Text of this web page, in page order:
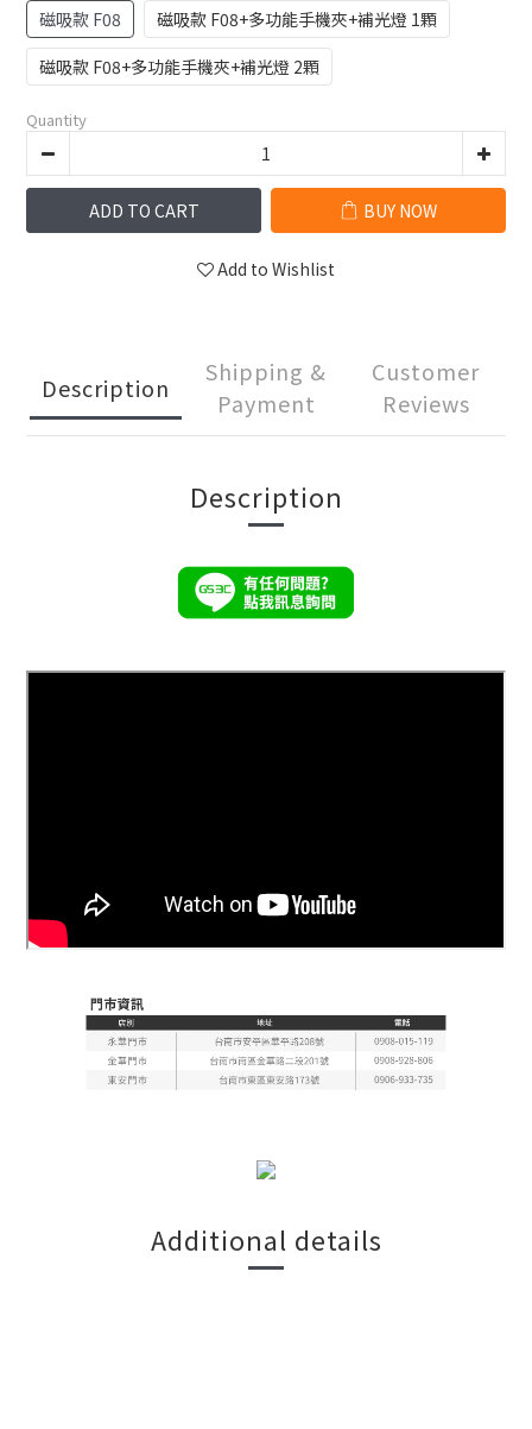
磁吸款 F08
磁吸款 F08+多功能手機夾+補光燈 1顆
磁吸款 F08+多功能手機夾+補光燈 2顆
Quantity
ADD TO CART BUY NOW
Add to Wishlist
Description
Shipping &
Payment
Customer
Reviews
Description
Additional details